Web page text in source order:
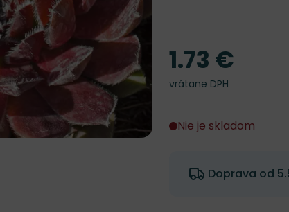
Cena
1.73 €
vrátane DPH
Nie je skladom
Doprava od